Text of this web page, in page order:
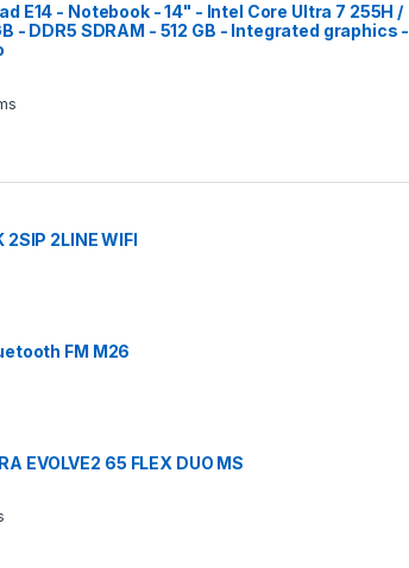
E14 - Notebook - 14" - Intel Core Ultra 7 255H /
- DDR5 SDRAM - 512 GB - Integrated graphics -
2SIP 2LINE WIFI
FM M26
EVOLVE2 65 FLEX DUO MS